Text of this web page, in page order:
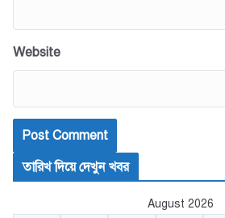
Website
তারিখ দিয়ে দেখুন খবর
August 2026